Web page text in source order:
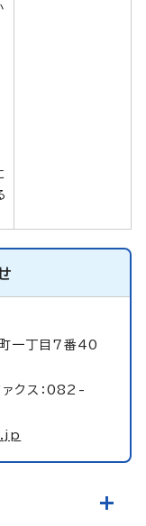
一丁目7番40
クス：082-